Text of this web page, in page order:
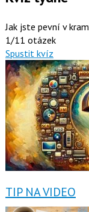
Jak jste pevní v
1/11 otázek
Spustit kvíz
TIP NA VIDEO